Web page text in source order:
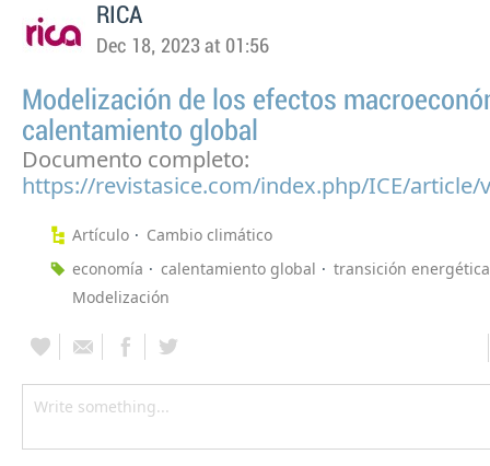
RICA
Dec 18, 2023 at 01:56
Modelización de los efectos
calentamiento global
Documento completo:
https://revistasice.com/index.php/ICE/article/
Artículo
Cambio climático
economía
calentamiento global
transición energética
Modelización